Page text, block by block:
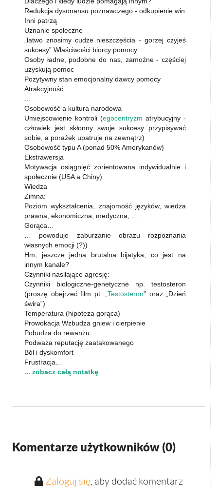
Redukcja dysonansu poznawczego - odkupienie win
Inni patrzą
Uznanie społeczne
„łatwo znosimy cudze nieszczęścia - gorzej czyjeś
sukcesy” Właściwości biorcy pomocy
Osoby ładne, podobne do nas, zamożne - częściej
uzyskują pomoc
Pozytywny stan emocjonalny dawcy pomocy
Atrakcyjność…
Osobowość a kultura narodowa
Umiejscowienie kontroli (egocentryzm atrybucyjny -
człowiek jest skłonny swoje sukcesy przypisywać
sobie, a porażek upatruje na zewnątrz)
Osobowość typu A (ponad 50% Amerykanów)
Ekstrawersja
Motywacja osiągnięć zorientowana indywidualnie i
społecznie (USA a Chiny)
Wiedza
Zimna:
Poziom wykształcenia, znajomość języków, wiedza
prawna, ekonomiczna, medyczna, …
Gorąca…
… powoduje zaburzanie obrazu rozpoznania
własnych emocji (?))
Hm, jeszcze jedna brutalna bijatyka; co jest na
innym kanale?
Czynniki nasilające agresję:
Czynniki biologiczne-genetyczne np. testosteron
(proszę obejrzeć film pt: „ Testosteron” oraz „Dzień
świra”)
Temperatura (hipoteza gorąca)
Prowokacja Wzbudza gniew i cierpienie
Pobudza do rewanżu
Podważa reputację zaatakowanego
Ból i dyskomfort
Frustracja…
... zobacz całą notatkę
Komentarze użytkowników (0)
Zaloguj się, aby dodać komentarz